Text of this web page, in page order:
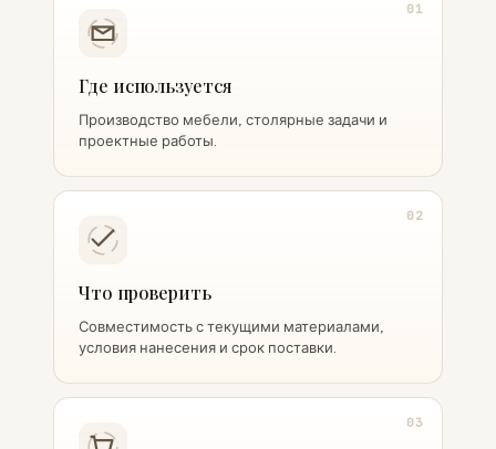
01
Где используется
Производство мебели, столярные задачи и
проектные работы.
02
Что проверить
Совместимость с текущими материалами,
условия нанесения и срок поставки.
03